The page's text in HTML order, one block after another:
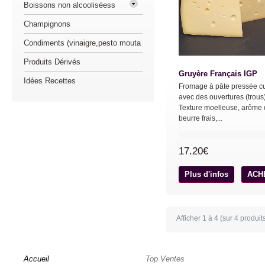
Gruyère Français IGP
Fromage à pâte pressée
avec des ouvertures
Texture moelleuse, arôme
beurre frais,...
17.20€
Plus d'infos
Afficher 1 à 4 (sur 4
Boissons non alcooliséess
Champignons
Condiments (vinaigre,pesto mouta
Produits Dérivés
Idées Recettes
Accueil
Top Ventes